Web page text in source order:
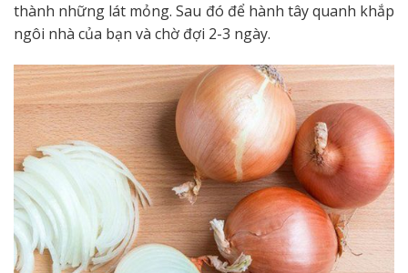
thành những lát mỏng. Sau đó để hành tây quanh khắp
ngôi nhà của bạn và chờ đợi 2-3 ngày.